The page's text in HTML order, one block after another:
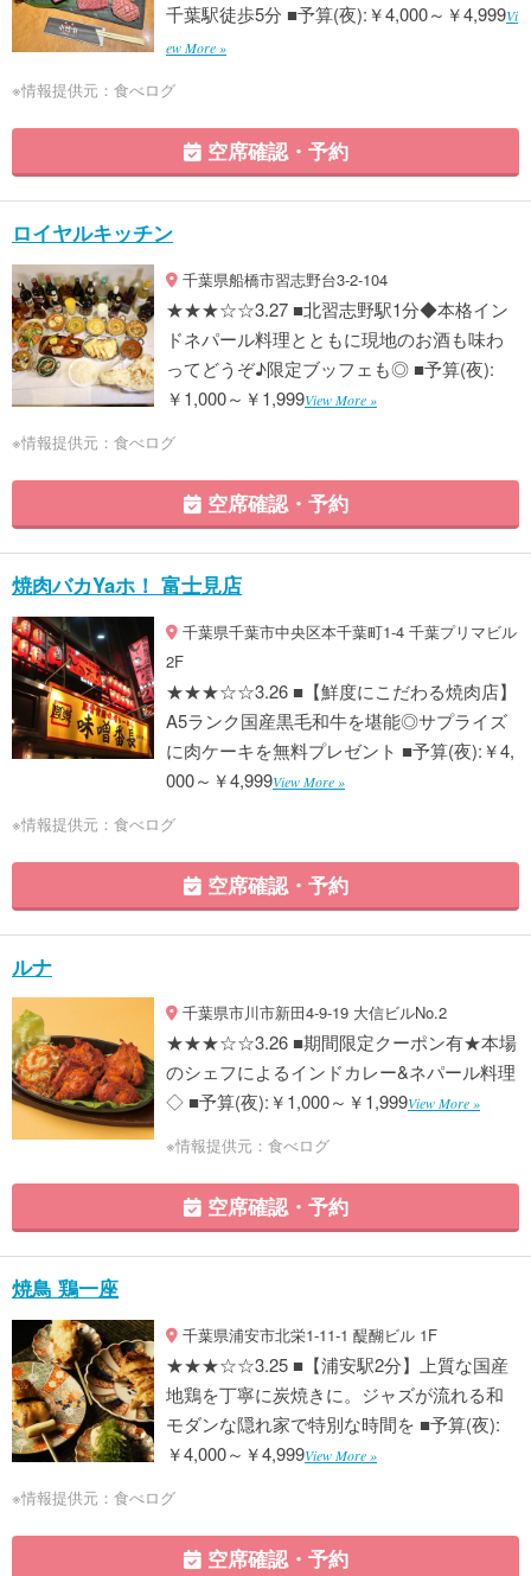
千葉駅徒歩5分 ■予算(夜):￥4,000～￥4,999Vi
ew More »
※情報提供元：食べログ
空席確認・予約
ロイヤルキッチン
千葉県船橋市習志野台3-2-104
★★★☆☆3.27 ■北習志野駅1分◆本格イン
ドネパール料理とともに現地のお酒も味わ
ってどうぞ♪限定ブッフェも◎ ■予算(夜):
￥1,000～￥1,999View More »
※情報提供元：食べログ
空席確認・予約
焼肉バカYaホ！ 富士見店
千葉県千葉市中央区本千葉町1-4 千葉プリマビル
2F
★★★☆☆3.26 ■【鮮度にこだわる焼肉店】
A5ランク国産黒毛和牛を堪能◎サプライズ
に肉ケーキを無料プレゼント ■予算(夜):￥4,
000～￥4,999View More »
※情報提供元：食べログ
空席確認・予約
ルナ
千葉県市川市新田4-9-19 大信ビルNo.2
★★★☆☆3.26 ■期間限定クーポン有★本場
のシェフによるインドカレー&ネパール料理
◇ ■予算(夜):￥1,000～￥1,999View More »
※情報提供元：食べログ
空席確認・予約
焼鳥 鶏一座
千葉県浦安市北栄1-11-1 醍醐ビル 1F
★★★☆☆3.25 ■【浦安駅2分】上質な国産
地鶏を丁寧に炭焼きに。ジャズが流れる和
モダンな隠れ家で特別な時間を ■予算(夜):
￥4,000～￥4,999View More »
※情報提供元：食べログ
空席確認・予約